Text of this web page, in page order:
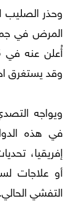
وحذر الصليب
المرض في
وقد يستغرق
في هذه
إفريقيا،
أو علاجات
التفشي الحالي.